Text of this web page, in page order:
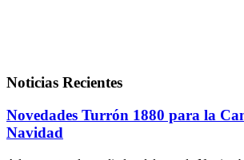
Noticias Recientes
Novedades Turrón 1880 para la
Navidad